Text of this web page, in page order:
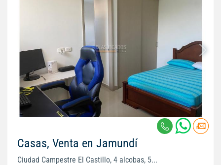
Casas, Venta en Jamundí
Ciudad Campestre El Castillo, 4 alcobas, 5...